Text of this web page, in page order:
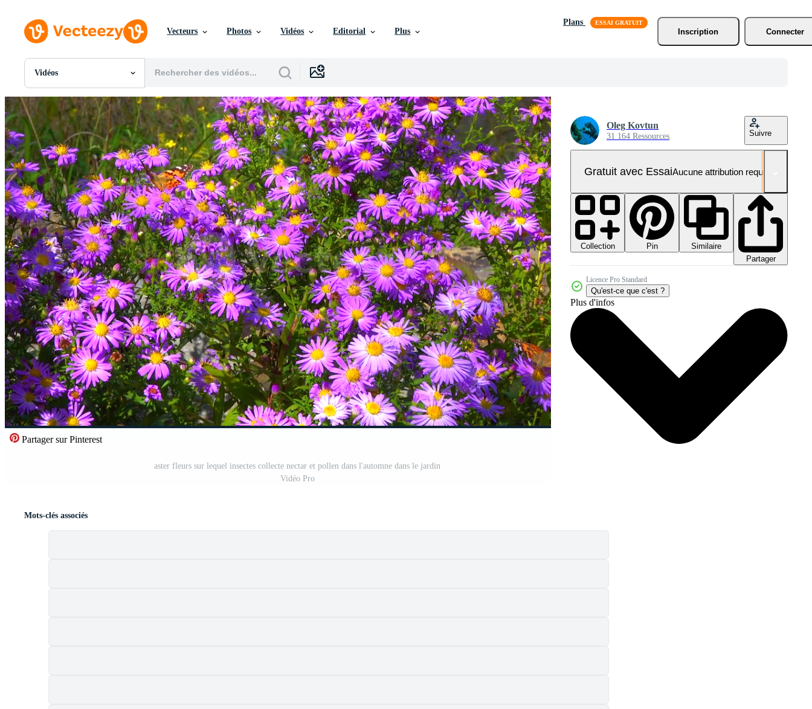
Vecteurs Photos Vidéos Editorial Plus
Plans
Inscription
Connecter
Vidéos
Toutes Images
Photos
PNGs
PSDs
SVGs
Modèles
Vecteurs
Vidéos
Motion graphics
Images Éditoriales
Événements Éditoriaux
Partager sur Pinterest
aster fleurs sur lequel insectes collecte nectar et pollen dans l'automne dans le jardin
Vidéo Pro
Oleg Kovtun
31 164 Ressources Suivre
Gratuit avec EssaiAucune attribution requise
Collection Pin
Similaire
Partager
Licence Pro Standard
Qu'est-ce que c'est ?
Plus d'infos
Mots-clés associés